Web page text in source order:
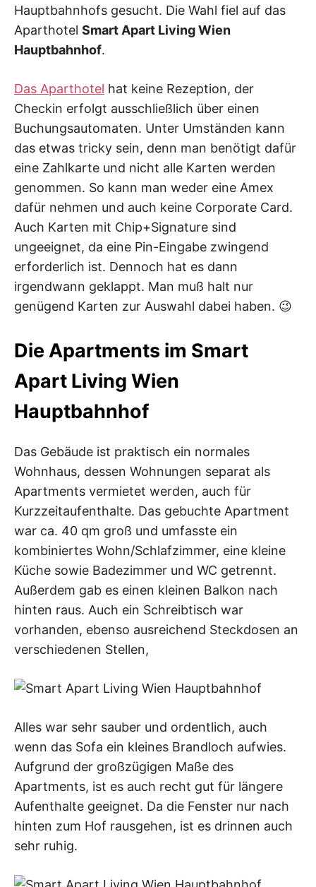
Hauptbahnhofs gesucht. Die Wahl fiel auf das
Aparthotel Smart Apart Living Wien
Hauptbahnhof.
Das Aparthotel hat keine Rezeption, der
Checkin erfolgt ausschließlich über einen
Buchungsautomaten. Unter Umständen kann
das etwas tricky sein, denn man benötigt dafür
eine Zahlkarte und nicht alle Karten werden
genommen. So kann man weder eine Amex
dafür nehmen und auch keine Corporate Card.
Auch Karten mit Chip+Signature sind
ungeeignet, da eine Pin-Eingabe zwingend
erforderlich ist. Dennoch hat es dann
irgendwann geklappt. Man muß halt nur
genügend Karten zur Auswahl dabei haben. 😉
Die Apartments im Smart
Apart Living Wien
Hauptbahnhof
Das Gebäude ist praktisch ein normales
Wohnhaus, dessen Wohnungen separat als
Apartments vermietet werden, auch für
Kurzzeitaufenthalte. Das gebuchte Apartment
war ca. 40 qm groß und umfasste ein
kombiniertes Wohn/Schlafzimmer, eine kleine
Küche sowie Badezimmer und WC getrennt.
Außerdem gab es einen kleinen Balkon nach
hinten raus. Auch ein Schreibtisch war
vorhanden, ebenso ausreichend Steckdosen an
verschiedenen Stellen,
Alles war sehr sauber und ordentlich, auch
wenn das Sofa ein kleines Brandloch aufwies.
Aufgrund der großzügigen Maße des
Apartments, ist es auch recht gut für längere
Aufenthalte geeignet. Da die Fenster nur nach
hinten zum Hof rausgehen, ist es drinnen auch
sehr ruhig.